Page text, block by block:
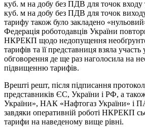
куб. м на добу без ПДВ для точок входу
куб. м на добу без ПДВ для точок
тарифу також було закладено
Федерація роботодавців України
НКРЕКП щодо недопущення
тарифів та її представниця взяла
обговорення де ще раз наголосила на
підвищенню тарифів.
Врешті решт, після підписання
представників ЄС, України і РФ, а
України», НАК «Нафтогаз України» і
завдяки оперативній роботі НКРЕКП
тарифи на наведеному вище рівні.